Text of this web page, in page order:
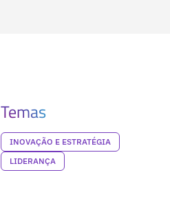
Temas
INOVAÇÃO E ESTRATÉGIA
LIDERANÇA